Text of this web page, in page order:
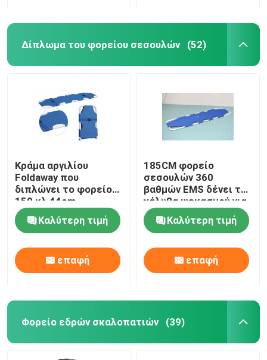
Δίπλωμα του φορείου σεσουλών (52)
Κράμα αργιλίου
Foldaway που
διπλώνει το φορείο
159 κλ 44cm
σεσουλών
Καλύτερη τιμή
επαφή
185CM φορείο
σεσουλών 360
βαθμών EMS δένει το
χάλυβα ψεκασμού για
την υπομονετική
μεταφοράΚαλύτερη τιμή
επαφή
Φορείο εδρών σκαλοπατιών (39)